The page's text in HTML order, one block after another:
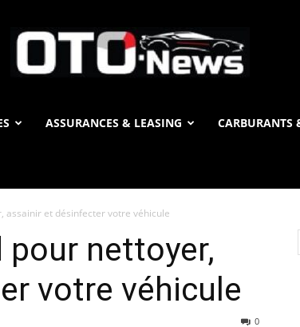
OTO
ASSURANCES & LEASING CARBURANTS
assainir et désinfecter votre véhicule
pour nettoyer,
votre véhicule
0